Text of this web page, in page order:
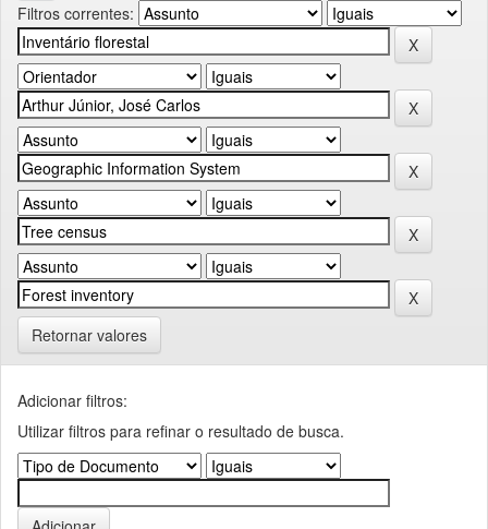
Filtros correntes:
Retornar valores
Adicionar filtros:
Utilizar filtros para refinar o resultado de busca.